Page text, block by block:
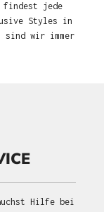
findest jede
Styles in
sind wir immer
Hilfe bei